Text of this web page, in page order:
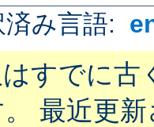
み言語:
すでに古
最近更